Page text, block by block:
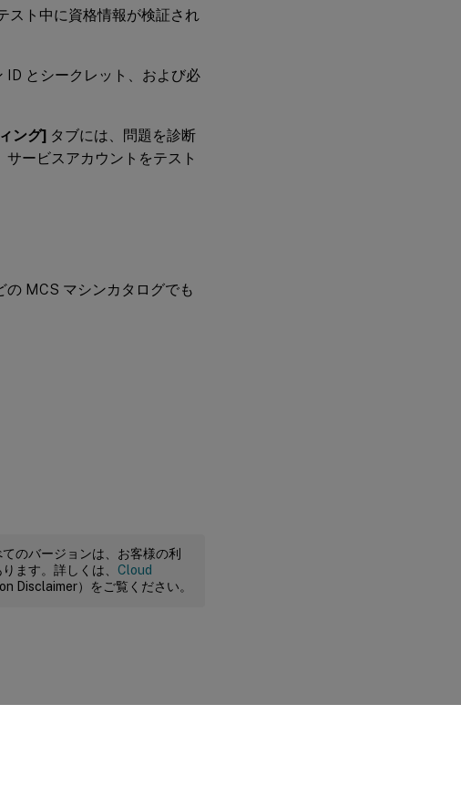
スト中に資格情報が検証され
とシークレット、および必
ング] タブには、問題を診断
ービスアカウントをテスト
MCS マシンカタログでも
のバージョンは、お客様の利
ます。詳しくは、 Cloud
Disclaimer）をご覧ください。